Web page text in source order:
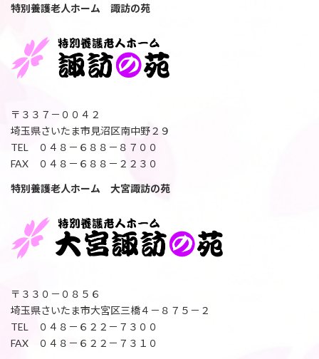
特別養護老人ホーム 諏訪の苑
〒３３７－００４２
埼玉県さいたま市見沼区南中野２９
TEL ０４８－６８８－８７００
FAX ０４８－６８８－２２３０
特別養護老人ホーム 大宮諏訪の苑
〒３３０－０８５６
埼玉県さいたま市大宮区三橋４－８７５－２
TEL ０４８－６２２－７３００
FAX ０４８－６２２－７３１０